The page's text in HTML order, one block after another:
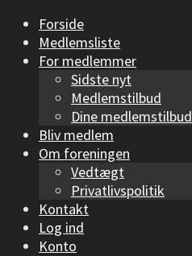
Forside
Medlemsliste
For medlemmer
Sidste nyt
Medlemstilbud
Dine medlemstilbud
Bliv medlem
Om foreningen
Vedtægt
Privatlivspolitik
Kontakt
Log ind
Konto